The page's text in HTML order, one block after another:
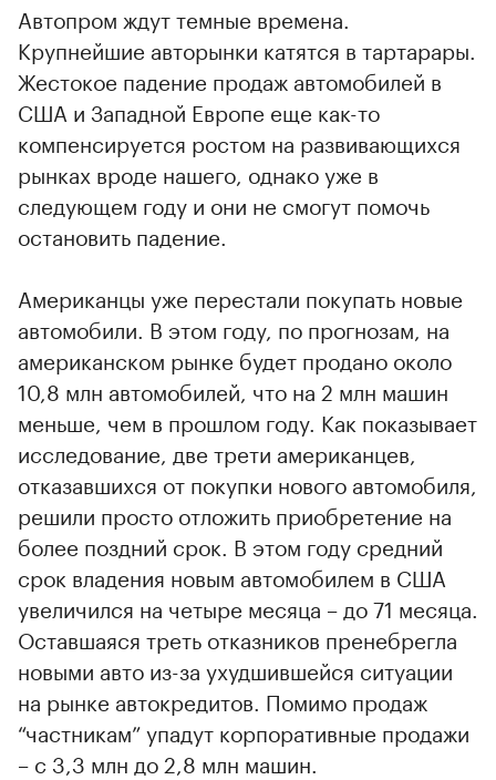
Автопром ждут темные времена.
Крупнейшие авторынки катятся в тартарары.
Жестокое падение продаж автомобилей в
США и Западной Европе еще как-то
компенсируется ростом на развивающихся
рынках вроде нашего, однако уже в
следующем году и они не смогут помочь
остановить падение.
Американцы уже перестали покупать новые
автомобили. В этом году, по прогнозам, на
американском рынке будет продано около
10,8 млн автомобилей, что на 2 млн машин
меньше, чем в прошлом году. Как показывает
исследование, две трети американцев,
отказавшихся от покупки нового автомобиля,
решили просто отложить приобретение на
более поздний срок. В этом году средний
срок владения новым автомобилем в США
увеличился на четыре месяца – до 71 месяца.
Оставшаяся треть отказников пренебрегла
новыми авто из-за ухудшившейся ситуации
на рынке автокредитов. Помимо продаж
“частникам” упадут корпоративные продажи
– с 3,3 млн до 2,8 млн машин.